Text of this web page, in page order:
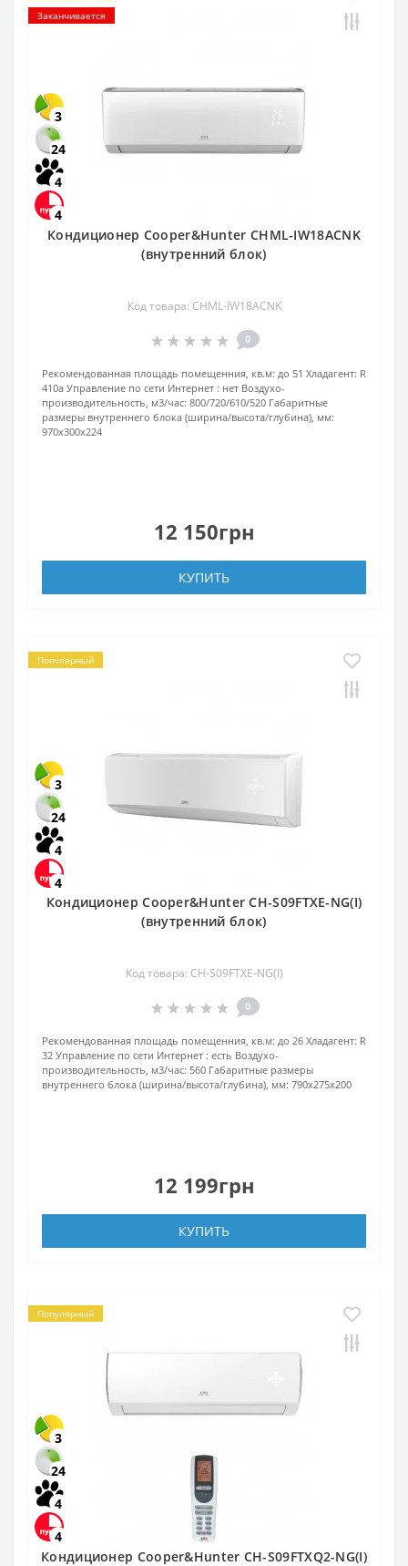
Заканчивается
3
24
4
4
Кондиционер Cooper&Hunter CHML-IW18ACNK
(внутренний блок)
Код товара: CHML-IW18ACNK
0
Рекомендованная площадь помещенния, кв.м: до 51 Хладагент: R
410a Управление по сети Интернет : нет Воздухо-
производительность, м3/час: 800/720/610/520 Габаритные
размеры внутреннего блока (ширина/высота/глубина), мм:
970х300х224
12 150грн
КУПИТЬ
Популярный
3
24
4
4
Кондиционер Cooper&Hunter CH-S09FTXE-NG(I)
(внутренний блок)
Код товара: CH-S09FTXE-NG(I)
0
Рекомендованная площадь помещенния, кв.м: до 26 Хладагент: R
32 Управление по сети Интернет : есть Воздухо-
производительность, м3/час: 560 Габаритные размеры
внутреннего блока (ширина/высота/глубина), мм: 790х275х200
12 199грн
КУПИТЬ
Популярный
3
24
4
4
Кондиционер Cooper&Hunter CH-S09FTXQ2-NG(I)